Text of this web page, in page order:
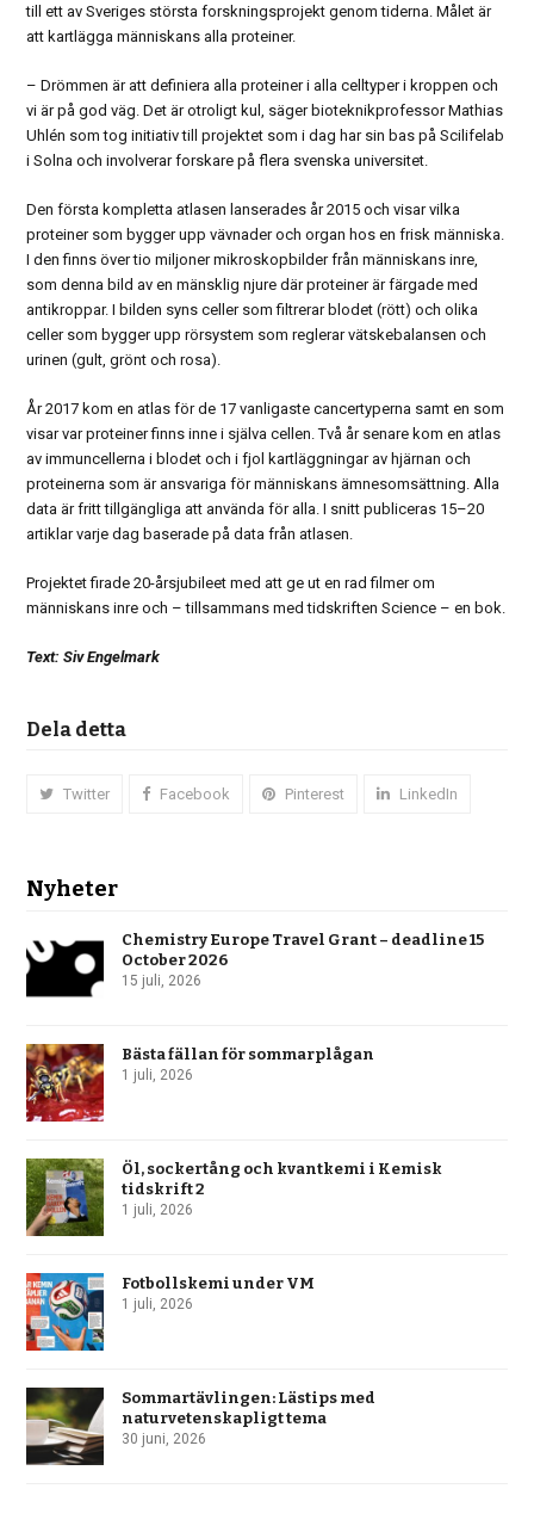
till ett av Sveriges största forskningsprojekt genom tiderna. Målet är
att kartlägga människans alla proteiner.
– Drömmen är att definiera alla proteiner i alla celltyper i kroppen och
vi är på god väg. Det är otroligt kul, säger bioteknikprofessor Mathias
Uhlén som tog initiativ till projektet som i dag har sin bas på Scilifelab
i Solna och involverar forskare på flera svenska universitet.
Den första kompletta atlasen lanserades år 2015 och visar vilka
proteiner som bygger upp vävnader och organ hos en frisk människa.
I den finns över tio miljoner mikroskopbilder från människans inre,
som denna bild av en mänsklig njure där proteiner är färgade med
antikroppar. I bilden syns celler som filtrerar blodet (rött) och olika
celler som bygger upp rörsystem som reglerar vätskebalansen och
urinen (gult, grönt och rosa).
År 2017 kom en atlas för de 17 vanligaste cancertyperna samt en som
visar var proteiner finns inne i själva cellen. Två år senare kom en atlas
av immuncellerna i blodet och i fjol kartläggningar av hjärnan och
proteinerna som är ansvariga för människans ämnesomsättning. Alla
data är fritt tillgängliga att använda för alla. I snitt publiceras 15–20
artiklar varje dag baserade på data från atlasen.
Projektet firade 20-årsjubileet med att ge ut en rad filmer om
människans inre och – tillsammans med tidskriften Science – en bok.
Text: Siv Engelmark
Dela detta
Twitter Facebook Pinterest LinkedIn
Nyheter
Chemistry Europe Travel Grant – deadline 15
October 2026
15 juli, 2026
Bästa fällan för sommarplågan
1 juli, 2026
Öl, sockertång och kvantkemi i Kemisk
tidskrift 2
1 juli, 2026
Fotbollskemi under VM
1 juli, 2026
Sommartävlingen: Lästips med
naturvetenskapligt tema
30 juni, 2026